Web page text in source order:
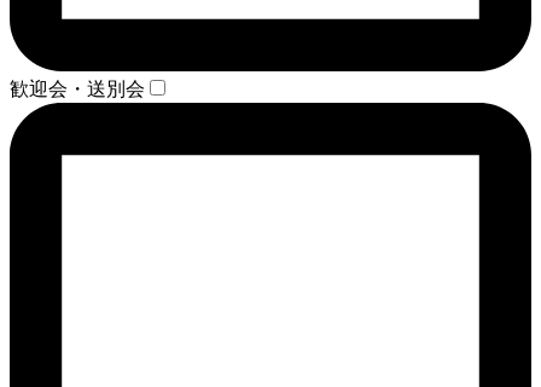
歓迎会・送別会